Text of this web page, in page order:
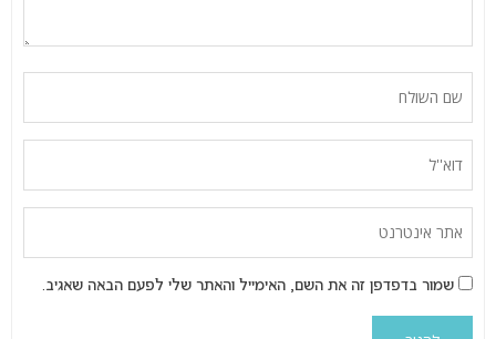
שמור בדפדפן זה את השם, האימייל והאתר שלי לפעם הבאה שאגיב.